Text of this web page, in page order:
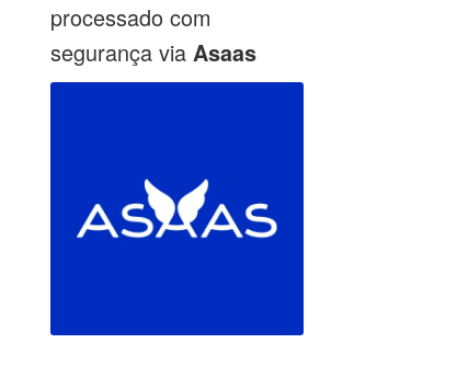
processado com
segurança via Asaas